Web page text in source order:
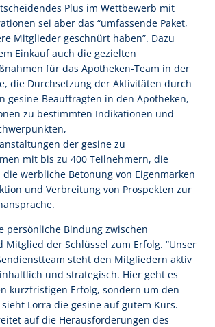
Plus im Wettbewerb mit
sei aber das “umfassende Paket,
Mitglieder geschnürt haben”. Dazu
Einkauf auch die gezielten
für das Apotheken-Team in der
die Durchsetzung der Aktivitäten durch
gesine-Beauftragten in den Apotheken,
zu bestimmten Indikationen und
der gesine zu
mit bis zu 400 Teilnehmern, die
werbliche Betonung von Eigenmarken
und Verbreitung von Prospekten zur
persönliche Bindung zwischen
Mitglied der Schlüssel zum Erfolg. “Unser
steht den Mitgliedern aktiv
und strategisch. Hier geht es
kurzfristigen Erfolg, sondern um den
Lorra die gesine auf gutem Kurs.
auf die Herausforderungen des